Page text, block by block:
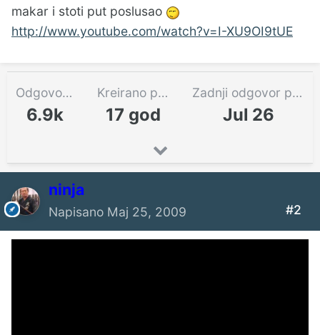
makar i stoti put poslusao
http://www.youtube.com/watch?v=I-XU9OI9tUE
Odgovora
6.9k
Kreirano pre
17 god
Zadnji odgovor pre
Jul 26
ninja
Napisano Maj 25, 2009 #2